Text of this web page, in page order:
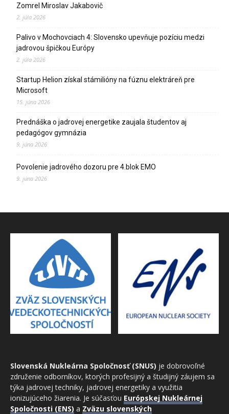
Zomrel Miroslav Jakabovič
2. júla 2026
Palivo v Mochovciach 4: Slovensko upevňuje pozíciu medzi
jadrovou špičkou Európy
2. júla 2026
Startup Helion získal stámilióny na fúznu elektráreň pre
Microsoft
15. júna 2026
Prednáška o jadrovej energetike zaujala študentov aj
pedagógov gymnázia
9. júna 2026
Povolenie jadrového dozoru pre 4.blok EMO
9. júna 2026
Slovenská Nukleárna Spoločnosť (SNUS) je dobrovoľné
združenie odborníkov, ktorých profesijný a študijný záujem sa
týka jadrovej techniky, jadrovej energetiky a využitia
ionizujúceho žiarenia. Je súčasťou Európskej Nukleárnej
Spoločnosti (ENS) a Zväzu slovenských